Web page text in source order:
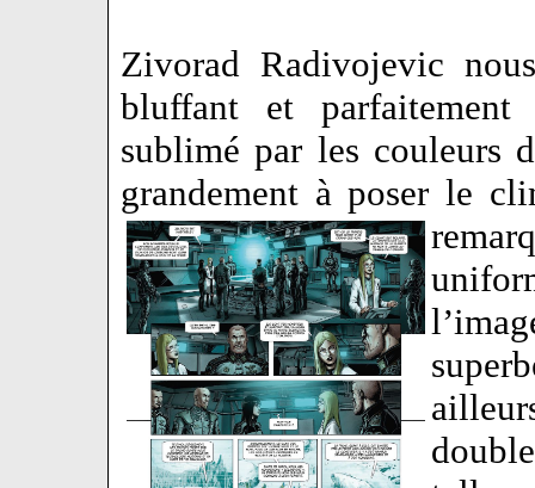
Zivorad Radivojevic
bluffant et
sublimé par les couleurs
grandement à poser le